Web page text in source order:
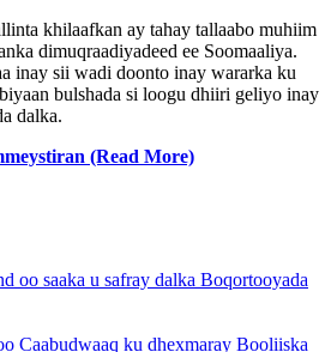
khilaafkan ay tahay tallaabo muhiim
dimuqraadiyadeed ee Soomaaliya.
inay sii wadi doonto inay wararka ku
bulshada si loogu dhiiri geliyo inay
dalka.
(Read More)
oo saaka u safray dalka Boqortooyada
Caabudwaaq ku dhexmaray Booliiska